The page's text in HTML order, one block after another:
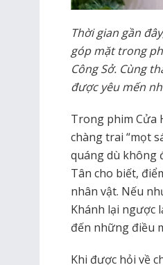
Thời gian gần
góp mặt trong
Công Sở. Cùng
được yêu mến
Trong phim Cửa
chàng trai “mọt
quáng dù không
Tân cho biết,
nhân vật. Nếu
Khánh lại ngược
đến những điều
Khi được hỏi về